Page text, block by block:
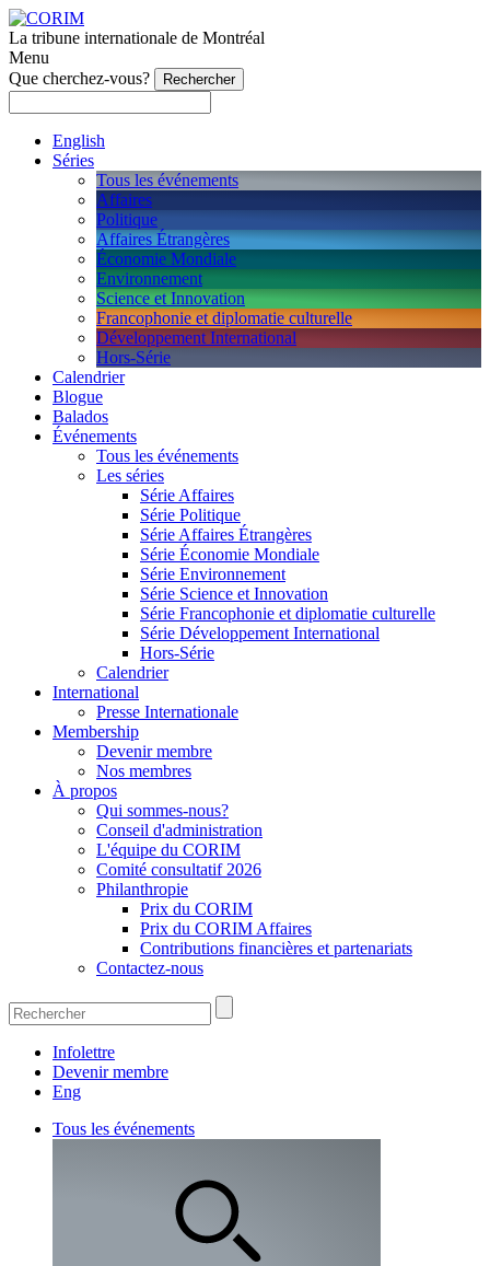
La tribune internationale de Montréal
Menu
Que cherchez-vous?
English
Séries
Tous les événements
Affaires
Politique
Affaires Étrangères
Économie Mondiale
Environnement
Science et Innovation
Francophonie et diplomatie culturelle
Développement International
Hors-Série
Calendrier
Blogue
Balados
Événements
Tous les événements
Les séries
Série Affaires
Série Politique
Série Affaires Étrangères
Série Économie Mondiale
Série Environnement
Série Science et Innovation
Série Francophonie et diplomatie culturelle
Série Développement International
Hors-Série
Calendrier
International
Presse Internationale
Membership
Devenir membre
Nos membres
À propos
Qui sommes-nous?
Conseil d'administration
L'équipe du CORIM
Comité consultatif 2026
Philanthropie
Prix du CORIM
Prix du CORIM Affaires
Contributions financières et partenariats
Contactez-nous
Infolettre
Devenir membre
Eng
Tous les événements